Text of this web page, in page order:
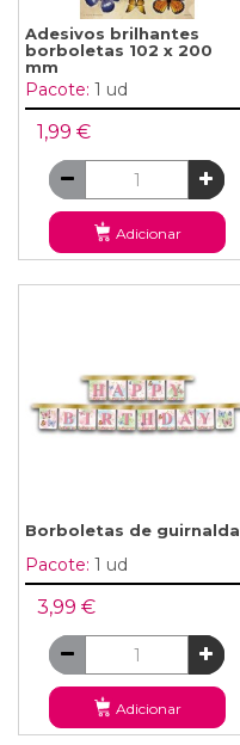
Adesivos brilhantes
borboletas 102 x 200
mm
Pacote: 1 ud
1,99 €
Adicionar
Borboletas de guirnalda
Pacote: 1 ud
3,99 €
Adicionar